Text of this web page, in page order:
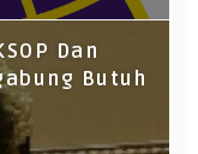
Dan
Butuh